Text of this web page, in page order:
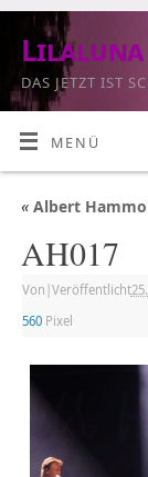
DAS JETZT IST
MENÜ
«Albert
AH017
Von Veröffentlicht
560Pixel